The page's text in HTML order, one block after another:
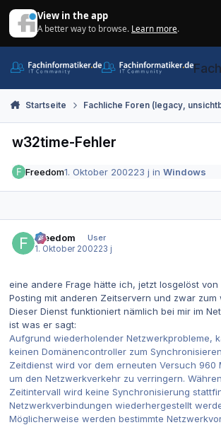
View in the app
A better way to browse. Learn more.
Startseite Fachliche Foren (legacy,
w32time-Fehler
Freedom1. Oktober 200223 j inWindows
Freedom
User
1. Oktober 200223 j
eine andere Frage hätte ich, jetzt losgelöst von
Posting mit anderen Zeitservern und zwar zum
Dieser Dienst funktioniert nämlich bei mir im
ist was er sagt:
Aufgrund wiederholender Netzwerkprobleme,
keinen Domänencontroller zum
Zeitdienst wird vor dem erneuten Versuch 960
um den Netzwerkverkehr zu verringern.
Zeitintervall wird keine Synchronisierung
Netzwerkverbindungen wiederhergestellt
Möglicherweise werden bestimmte